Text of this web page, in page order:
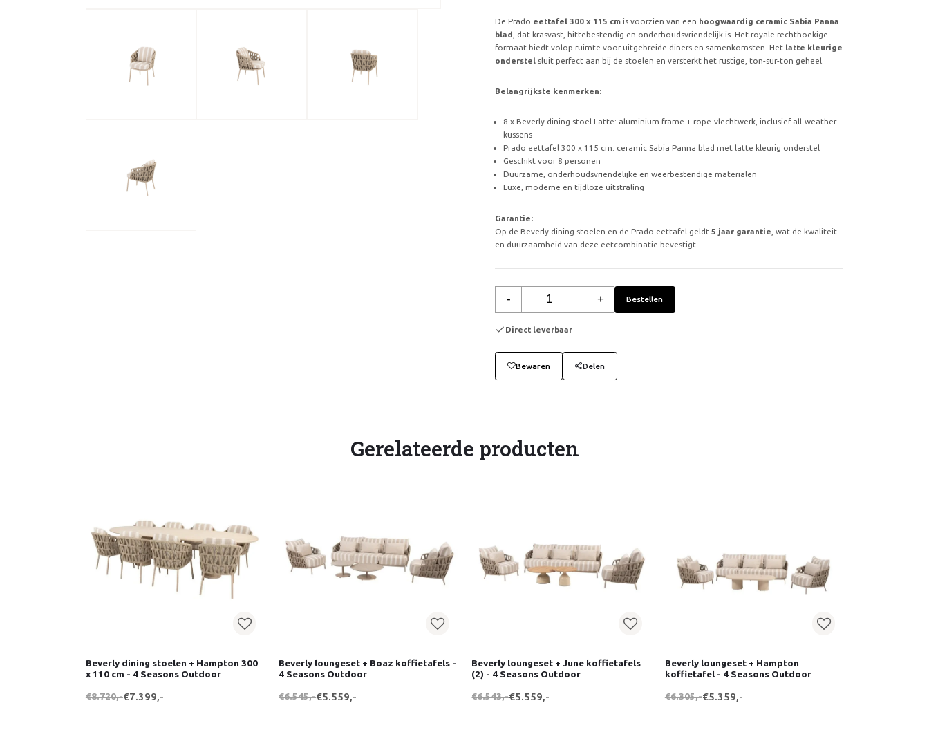
De Prado eettafel 300 x 115 cm is voorzien van een hoogwaardig ceramic Sabia Panna
blad , dat krasvast, hittebestendig en onderhoudsvriendelijk is. Het royale rechthoekige
formaat biedt volop ruimte voor uitgebreide diners en samenkomsten. Het latte kleurige
onderstel sluit perfect aan bij de stoelen en versterkt het rustige, ton-sur-ton geheel.
Belangrijkste kenmerken:
8 x Beverly dining stoel Latte: aluminium frame + rope-vlechtwerk, inclusief all-weather
kussens
Prado eettafel 300 x 115 cm: ceramic Sabia Panna blad met latte kleurig onderstel
Geschikt voor 8 personen
Duurzame, onderhoudsvriendelijke en weerbestendige materialen
Luxe, moderne en tijdloze uitstraling
Garantie:
Op de Beverly dining stoelen en de Prado eettafel geldt 5 jaar garantie , wat de kwaliteit
en duurzaamheid van deze eetcombinatie bevestigt.
- + Bestellen
Direct leverbaar
Bewaren Delen
Gerelateerde producten
Beverly dining stoelen + Hampton 300
x 110 cm - 4 Seasons Outdoor
€8.720,-€7.399,-
Beverly loungeset + Boaz koffietafels -
4 Seasons Outdoor
€6.545,-€5.559,-
Beverly loungeset + June koffietafels
(2) - 4 Seasons Outdoor
€6.543,-€5.559,-
Beverly loungeset + Hampton
koffietafel - 4 Seasons Outdoor
€6.305,-€5.359,-